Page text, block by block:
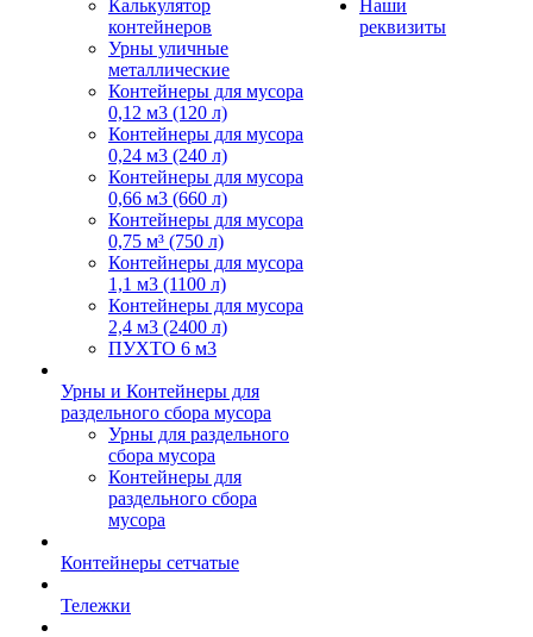
Калькулятор
контейнеров
Урны уличные
металлические
Контейнеры для мусора
0,12 м3 (120 л)
Контейнеры для мусора
0,24 м3 (240 л)
Контейнеры для мусора
0,66 м3 (660 л)
Контейнеры для мусора
0,75 м³ (750 л)
Контейнеры для мусора
1,1 м3 (1100 л)
Контейнеры для мусора
2,4 м3 (2400 л)
ПУХТО 6 м3
Урны и Контейнеры для
раздельного сбора мусора
Урны для раздельного
сбора мусора
Контейнеры для
раздельного сбора
мусора
Контейнеры сетчатые
Тележки
Наши
реквизиты